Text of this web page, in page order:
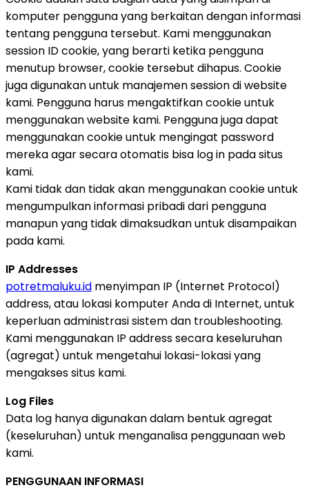
komputer pengguna yang berkaitan dengan informasi
tentang pengguna tersebut. Kami menggunakan
session ID cookie, yang berarti ketika pengguna
menutup browser, cookie tersebut dihapus. Cookie
juga digunakan untuk manajemen session di website
kami. Pengguna harus mengaktifkan cookie untuk
menggunakan website kami. Pengguna juga dapat
menggunakan cookie untuk mengingat password
mereka agar secara otomatis bisa log in pada situs
kami.
Kami tidak dan tidak akan menggunakan cookie untuk
mengumpulkan informasi pribadi dari pengguna
manapun yang tidak dimaksudkan untuk disampaikan
pada kami.
IP Addresses
potretmaluku.id menyimpan IP (Internet Protocol)
address, atau lokasi komputer Anda di Internet, untuk
keperluan administrasi sistem dan troubleshooting.
Kami menggunakan IP address secara keseluruhan
(agregat) untuk mengetahui lokasi-lokasi yang
mengakses situs kami.
Log Files
Data log hanya digunakan dalam bentuk agregat
(keseluruhan) untuk menganalisa penggunaan web
kami.
PENGGUNAAN INFORMASI